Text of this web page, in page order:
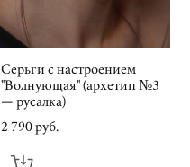
Серьги с настроением
"Волнующая" (архетип №3
— русалка)
2 790 pуб.